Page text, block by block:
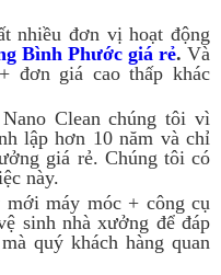
nhiều đơn vị hoạt động
Bình Phước giá rẻ. Và
đơn giá cao thấp khác
Clean chúng tôi vì
lập hơn 10 năm và chỉ
giá rẻ. Chúng tôi có
này.
máy móc + công cụ
sinh nhà xưởng để đáp
quý khách hàng quan